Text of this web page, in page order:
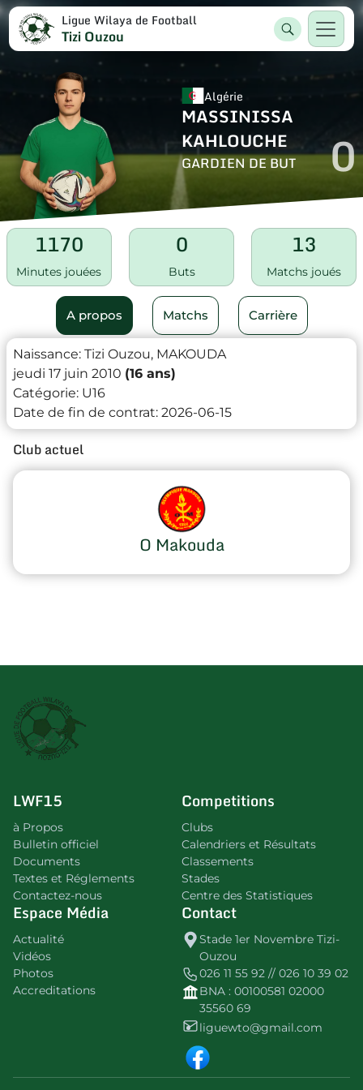
Ligue Wilaya de Football
Tizi Ouzou
Algérie
MASSINISSA
KAHLOUCHE
GARDIEN DE BUT 0
1170
Minutes jouées
0
Buts
13
Matchs joués
A propos Matchs Carrière
Naissance: Tizi Ouzou, MAKOUDA
jeudi 17 juin 2010 (16 ans)
Catégorie: U16
Date de fin de contrat: 2026-06-15
Club actuel
O Makouda
LWF15
à Propos
Bulletin officiel
Documents
Textes et Réglements
Contactez-nous
Competitions
Clubs
Calendriers et Résultats
Classements
Stades
Centre des Statistiques
Espace Média
Actualité
Vidéos
Photos
Accreditations
Contact
Stade 1er Novembre Tizi-
Ouzou
026 11 55 92 // 026 10 39 02
BNA : 00100581 02000
35560 69
liguewto@gmail.com